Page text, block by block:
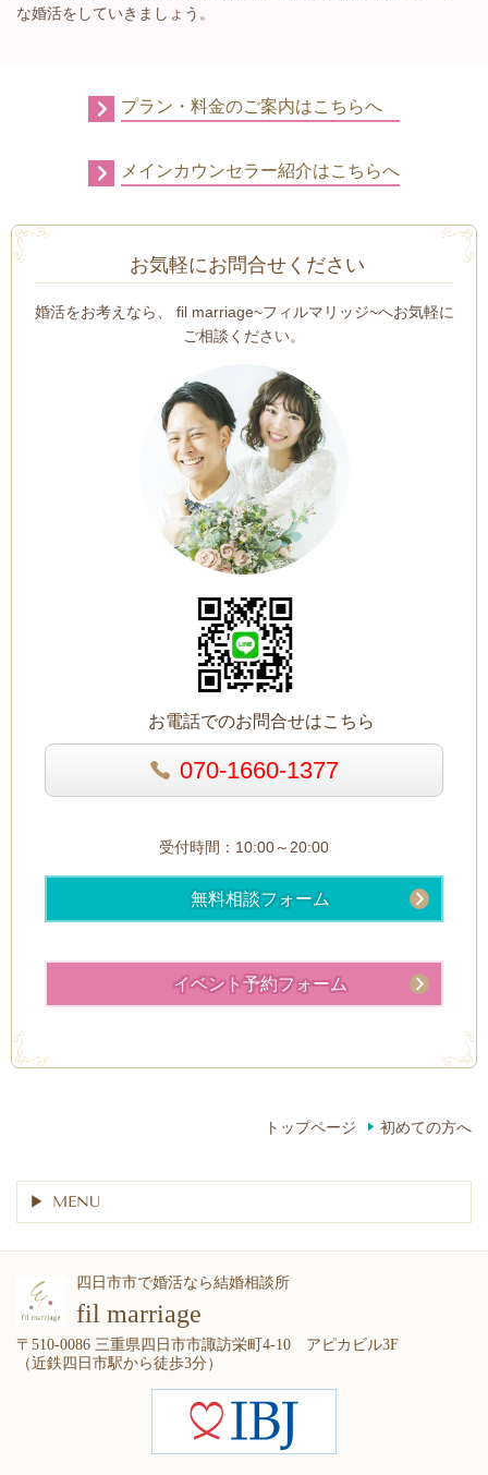
な婚活をしていきましょう。
プラン・料金のご案内はこちらへ
メインカウンセラー紹介はこちらへ
お気軽にお問合せください
婚活をお考えなら、 fil marriage~フィルマリッジ~へお気軽に
ご相談ください。
お電話でのお問合せはこちら
070-1660-1377
受付時間：10:00～20:00
無料相談フォーム
イベント予約フォーム
トップページ 初めての方へ
MENU
四日市市で婚活なら結婚相談所
fil marriage
〒510-0086 三重県四日市市諏訪栄町4-10 アピカビル3F
（近鉄四日市駅から徒歩3分）